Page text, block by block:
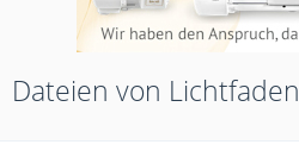
Dateien von Lichtfaden